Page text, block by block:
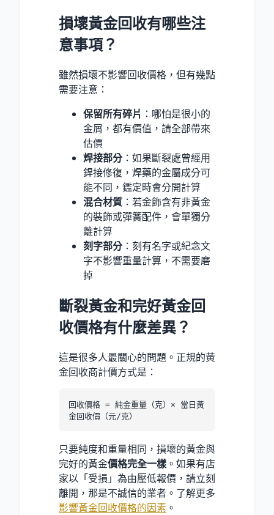
損壞黃金回收有哪些注
意事項？
雖然損壞不影響回收價格，但有幾點
需要注意：
保留所有碎片 ：哪怕是很小的
金屑，都有價值，請全部帶來
估價
焊接部分：如果斷裂處曾經用
銲接修復，焊藥的金屬成分可
能不同，鑑定時會分開計算
混合材質 ：若金飾含有非黃金
的裝飾或彈簧配件，會單獨分
離計算
刻字部分：刻有名字或紀念文
字不影響重量計算，不需要磨
掉
斷裂黃金和完好黃金回
收價格有什麼差異？
這是很多人最關心的問題。正規的黃
金回收商計價方式是：
回收價格 = 純金重量（克）× 當日黃
金回收價（元/克）
只要純度和重量相同，損壞的黃金與
完好的黃金價格完全一樣 。如果有店
家以「受損」為由壓低報價，請立刻
離開，那是不誠信的業者。了解更多
影響黃金回收價格的因素 。